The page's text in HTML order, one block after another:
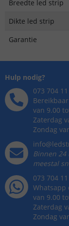
Breedte led strip
Dikte led strip
Garantie
Hulp nodig?
073 704 11
van 9.00
Zaterdag
Zondag
Binnen
meestal
073 704
Whatsapp
van 9.00
Zaterdag
Zondag